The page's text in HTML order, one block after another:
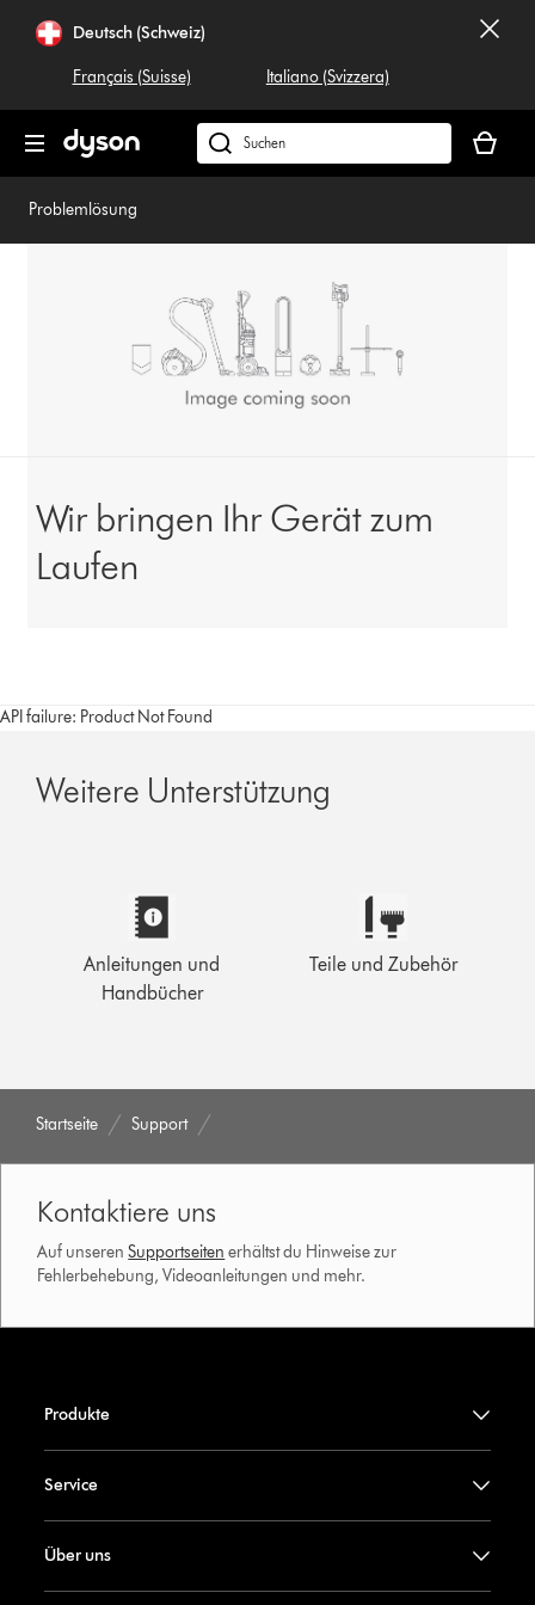
überspringenDeutsch (Schweiz)
Français (Suisse) Italiano (Svizzera)
Dyson.ch
durchsuchen
ist
Problemlösung
Wir bringen Ihr Gerät zum
Laufen
API failure: Product Not Found
Weitere Unterstützung
Anleitungen und
Handbücher
Teile und Zubehör
Startseite Support
Kontaktiere uns
Auf unserenSupportseiten erhältst du Hinweise zur
Fehlerbehebung, Videoanleitungen und mehr.
Produkte
Service
Über uns